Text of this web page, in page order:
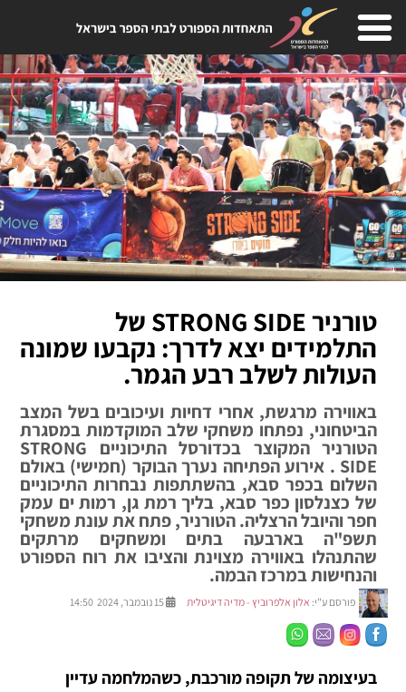
טורניר STRONG SIDE של
התלמידים יצא לדרך: נקבעו שמונה
העולות לשלב רבע הגמר.
באווירה מרגשת, אחרי דחיות ועיכובים בשל המצב
הביטחוני, נפתחו משחקי שלב המוקדמות במסגרת
הטורניר המקוצר בכדורסל התיכוניים STRONG
SIDE . אירוע הפתיחה נערך הבוקר (חמישי) באולם
השלום בכפר סבא, בהשתתפות נבחרות התיכוניים
של כצנלסון כפר סבא, בליך רמת גן, רמות ים עמק
חפר והיובל הרצליה. הטורניר, פתח את עונת משחקי
תשפ"ה בארבעה בתים ומשחקים מרתקים
שהתנהלו באווירה מצוינת והציבו את רוח הספורט
והנחישות במרכז הבמה.
פורסם ע"י: אלון אלפרוביץ - מדיה דיגיטלית
בעיצומה של תקופה מורכבת, כשהמלחמה עדיין